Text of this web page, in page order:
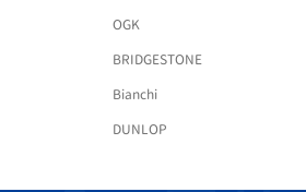
OGK
BRIDGESTONE
Bianchi
DUNLOP